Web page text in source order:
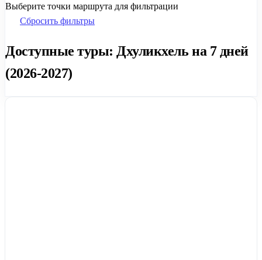
Выберите точки маршрута для фильтрации
Сбросить фильтры
Доступные туры: Дхуликхель на 7 дней
(2026-2027)